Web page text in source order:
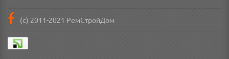
(с) 2011-2021 РемСтройДом